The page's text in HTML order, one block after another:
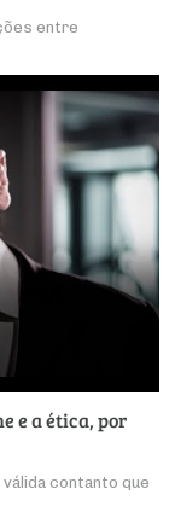
entre
e a ética, por
válida contanto que